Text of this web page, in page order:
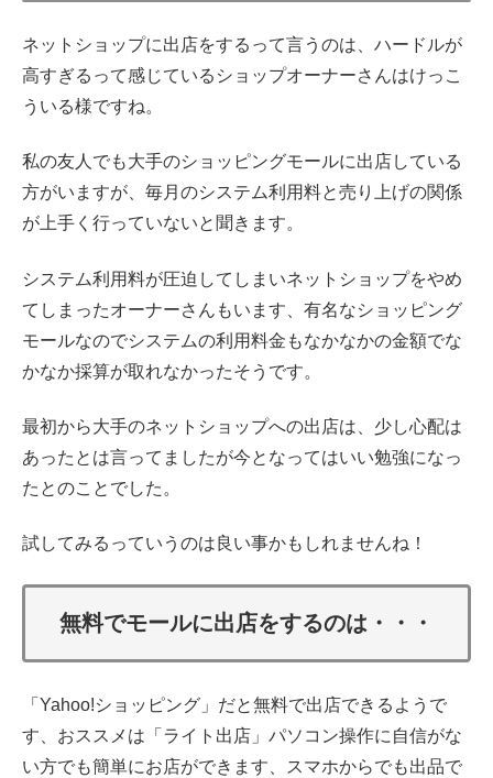
ネットショップに出店をするって言うのは、ハードルが
高すぎるって感じているショップオーナーさんはけっこ
ういる様ですね。
私の友人でも大手のショッピングモールに出店している
方がいますが、毎月のシステム利用料と売り上げの関係
が上手く行っていないと聞きます。
システム利用料が圧迫してしまいネットショップをやめ
てしまったオーナーさんもいます、有名なショッピング
モールなのでシステムの利用料金もなかなかの金額でな
かなか採算が取れなかったそうです。
最初から大手のネットショップへの出店は、少し心配は
あったとは言ってましたが今となってはいい勉強になっ
たとのことでした。
試してみるっていうのは良い事かもしれませんね！
無料でモールに出店をするのは・・・
「Yahoo!ショッピング」だと無料で出店できるようで
す、おススメは「ライト出店」パソコン操作に自信がな
い方でも簡単にお店ができます、スマホからでも出品で